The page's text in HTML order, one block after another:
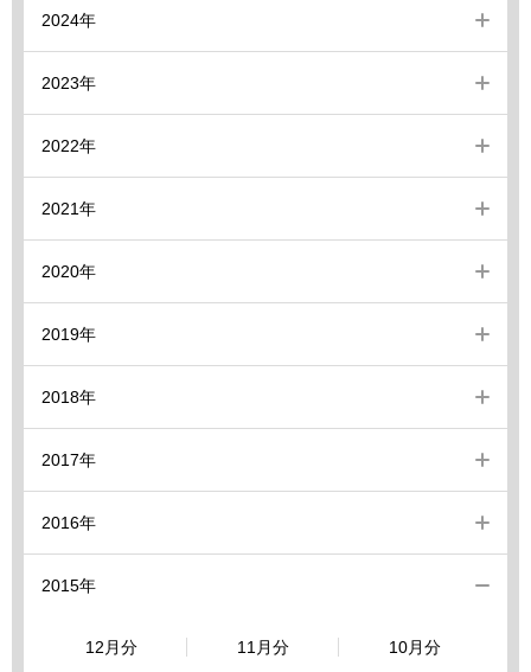
2024年
2023年
2022年
2021年
2020年
2019年
2018年
2017年
2016年
2015年
12月分 11月分 10月分